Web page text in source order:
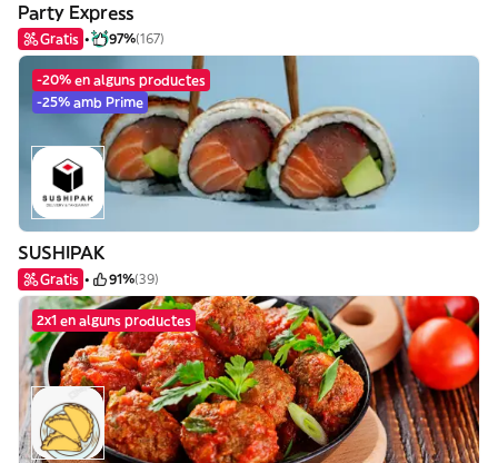
Party Express
Gratis 97%(167)
-20% en alguns productes
-25% amb Prime
SUSHIPAK
Gratis 91%(39)
2x1 en alguns productes